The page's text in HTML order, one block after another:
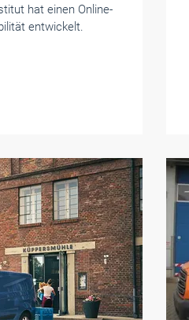
hat einen Online-
entwickelt.